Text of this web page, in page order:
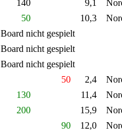
140 9,1
50 10,3
Board nicht gespielt
Board nicht gespielt
Board nicht gespielt
50 2,4
130 11,4
200 15,9
90 12,0